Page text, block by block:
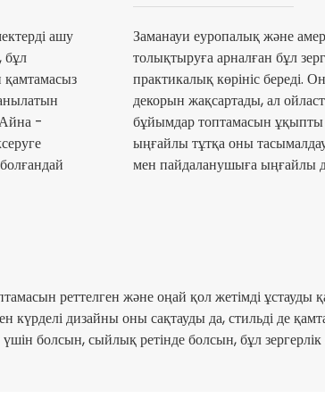
ашу
бұл
қамтамасыз
Айна -
Заманауи еуропалық және
толықтыруға арналған бұл
практикалық көрініс береді.
декорын жақсартады, ал
бұйымдар топтамасын
ыңғайлы тұтқа оны
мен пайдаланушыға ыңғайлы
реттелген және оңай қол жетімді ұстауды
дизайны оны сақтауды да, стильді де
болсын, сыйлық ретінде болсын, бұл